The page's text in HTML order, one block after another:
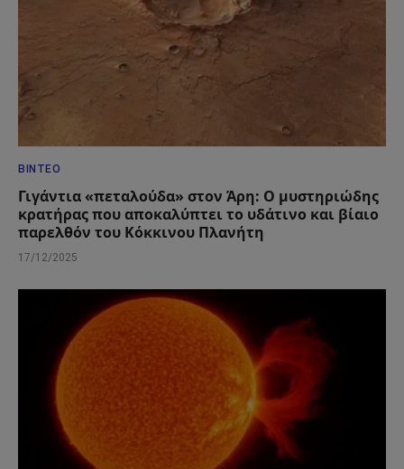
ΒΊΝΤΕΟ
Γιγάντια «πεταλούδα» στον Άρη: Ο μυστηριώδης
κρατήρας που αποκαλύπτει το υδάτινο και βίαιο
παρελθόν του Κόκκινου Πλανήτη
17/12/2025